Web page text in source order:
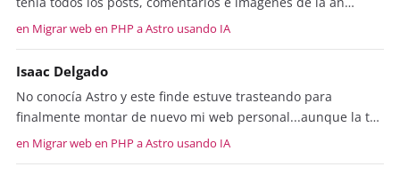
en Migrar web en PHP a Astro usando IA
Isaac Delgado
No conocía Astro y este finde estuve trasteando para
finalmente montar de nuevo mi web personal...aunque la t…
en Migrar web en PHP a Astro usando IA